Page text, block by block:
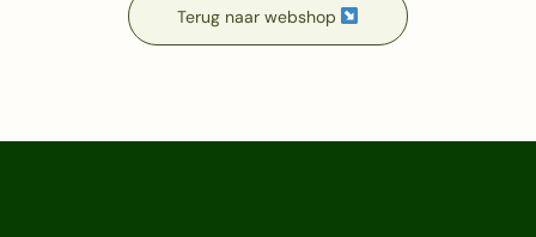
Terug naar webshop